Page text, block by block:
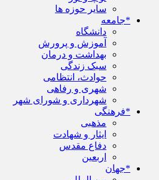
سایر حوزه ها
*جامعه
دانشگاه
آموزش و پرورش
بهداشت و درمان
سبک زندگی
حوادث، انتظامی
شهری و رفاهی
شهرداری و شورای شهر
*فرهنگی
مذهبی
ایثار و شهادت
دفاع مقدس
اربعین
*جهان